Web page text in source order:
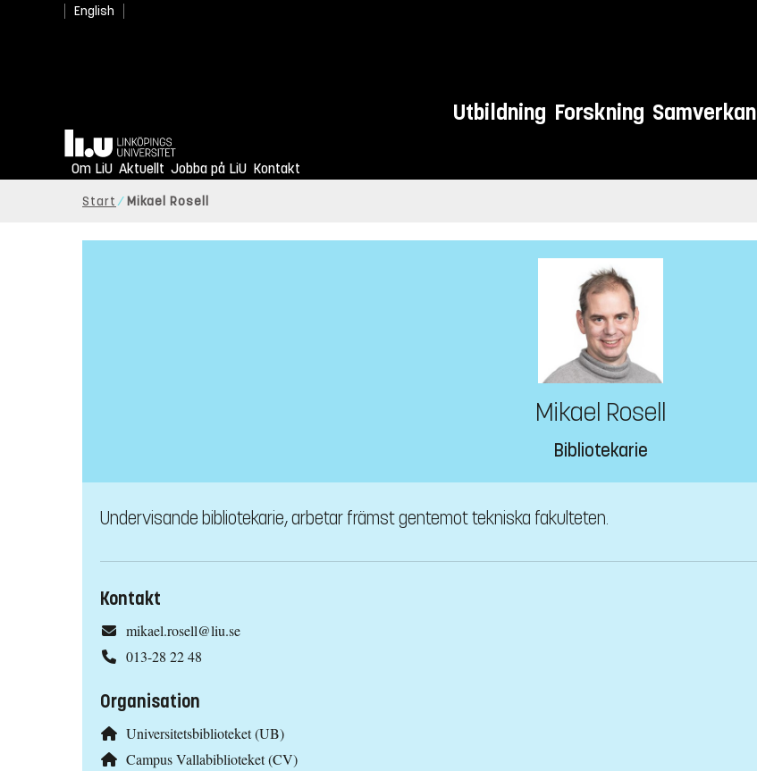
English
Utbildning Forskning Samverkan
Hem
Om LiU Aktuellt Jobba på LiU Kontakt
Start Mikael Rosell
Mikael Rosell
Bibliotekarie
Undervisande bibliotekarie, arbetar främst gentemot tekniska fakulteten.
Kontakt
mikael.rosell@liu.se
013-28 22 48
Organisation
Universitetsbiblioteket (UB)
Campus Vallabiblioteket (CV)